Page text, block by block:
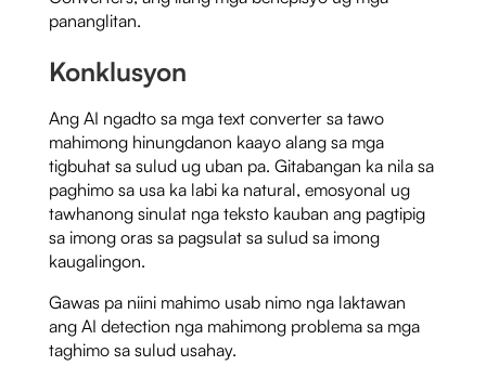
pananglitan.
Konklusyon
Ang AI ngadto sa mga text converter sa tawo
mahimong hinungdanon kaayo alang sa mga
tigbuhat sa sulud ug uban pa. Gitabangan ka nila sa
paghimo sa usa ka labi ka natural, emosyonal ug
tawhanong sinulat nga teksto kauban ang pagtipig
sa imong oras sa pagsulat sa sulud sa imong
kaugalingon.
Gawas pa niini mahimo usab nimo nga laktawan
ang AI detection nga mahimong problema sa mga
taghimo sa sulud usahay.